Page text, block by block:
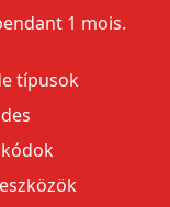
1 mois.
típusok